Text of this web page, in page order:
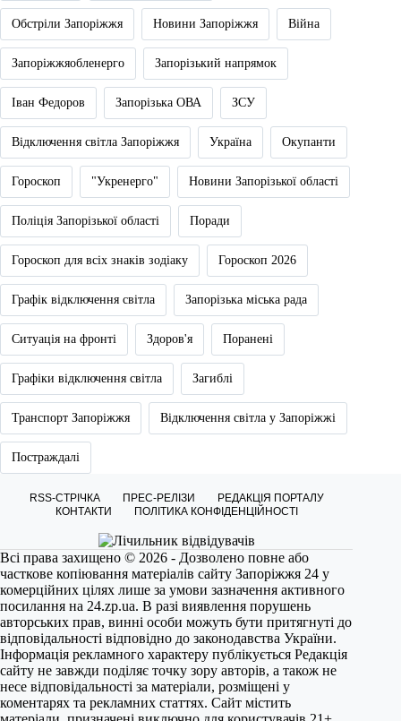
Обстріли Запоріжжя Новини Запоріжжя Війна
Запоріжжяобленерго Запорізький напрямок
Іван Федоров Запорізька ОВА ЗСУ
Відключення світла Запоріжжя Україна Окупанти
Гороскоп "Укренерго" Новини Запорізької області
Поліція Запорізької області Поради
Гороскоп для всіх знаків зодіаку Гороскоп 2026
Графік відключення світла Запорізька міська рада
Ситуація на фронті Здоров'я Поранені
Графіки відключення світла Загиблі
Транспорт Запоріжжя Відключення світла у Запоріжжі
Постраждалі
RSS-СТРІЧКА ПРЕС-РЕЛІЗИ
РЕДАКЦІЯ ПОРТАЛУ
КОНТАКТИ
ПОЛІТИКА КОНФІДЕНЦІЙНОСТІ
Всі права захищено © 2026 - Дозволено повне або
часткове копіювання матеріалів сайту Запоріжжя 24 у
комерційних цілях лише за умови зазначення активного
посилання на 24.zp.ua. В разі виявлення порушень
авторських прав, винні особи можуть бути притягнуті до
відповідальності відповідно до законодавства України.
Інформація рекламного характеру публікується Редакція
сайту не завжди поділяє точку зору авторів, а також не
несе відповідальності за матеріали, розміщені у
коментарях та рекламних статтях. Сайт містить